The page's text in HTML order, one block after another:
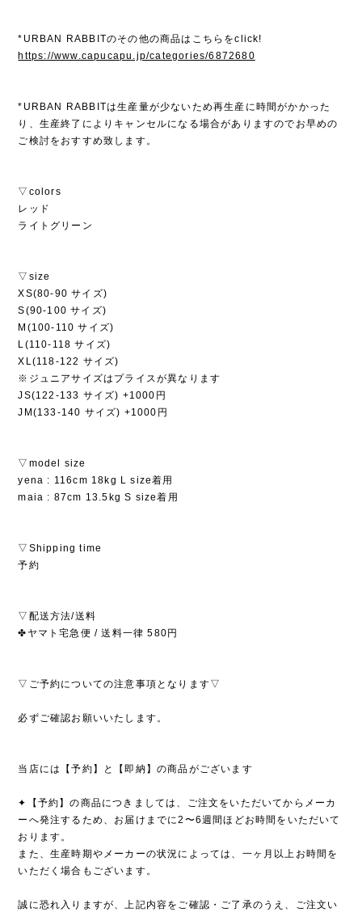
*URBAN RABBITのその他の商品はこちらをclick!
https://www.capucapu.jp/categories/6872680
*URBAN RABBITは生産量が少ないため再生産に時間がかかった
り、生産終了によりキャンセルになる場合がありますのでお早めの
ご検討をおすすめ致します。
▽colors
レッド
ライトグリーン
▽size
XS(80-90 サイズ)
S(90-100 サイズ)
M(100-110 サイズ)
L(110-118 サイズ)
XL(118-122 サイズ)
※ジュニアサイズはプライスが異なります
JS(122-133 サイズ) +1000円
JM(133-140 サイズ) +1000円
▽model size
yena : 116cm 18kg L size着用
maia : 87cm 13.5kg S size着用
▽Shipping time
予約
▽配送方法/送料
✤ヤマト宅急便 / 送料一律 580円
▽ご予約についての注意事項となります▽
必ずご確認お願いいたします。
当店には【予約】と【即納】の商品がございます
✦【予約】の商品につきましては、ご注文をいただいてからメーカ
ーへ発注するため、お届けまでに2〜6週間ほどお時間をいただいて
おります。
また、生産時期やメーカーの状況によっては、一ヶ月以上お時間を
いただく場合もございます。
誠に恐れ入りますが、上記内容をご確認・ご了承のうえ、ご注文い